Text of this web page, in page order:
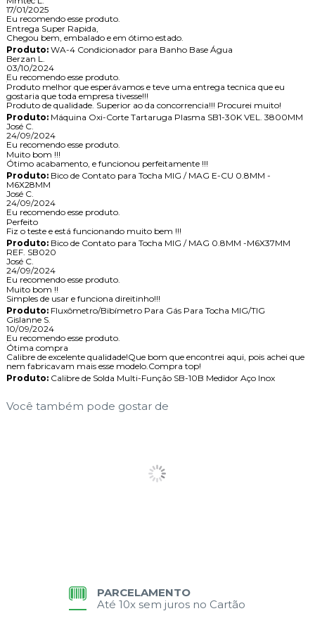
17/01/2025
Eu recomendo esse produto.
Entrega Super Rapida,
Chegou bem, embalado e em ótimo estado.
Produto:WA-4 Condicionador para Banho Base Água
Berzan L.
03/10/2024
Eu recomendo esse produto.
Produto melhor que esperávamos e teve uma entrega tecnica que eu
gostaria que toda empresa tivesse!!!
Produto de qualidade. Superior ao da concorrencia!!! Procurei muito!
Produto:Máquina Oxi-Corte Tartaruga Plasma SB1-30K VEL. 3800MM
José C.
24/09/2024
Eu recomendo esse produto.
Muito bom !!!
Ótimo acabamento, e funcionou perfeitamente !!!
Produto:Bico de Contato para Tocha MIG / MAG E-CU 0.8MM -
M6X28MM
José C.
24/09/2024
Eu recomendo esse produto.
Perfeito
Fiz o teste e está funcionando muito bem !!!
Produto:Bico de Contato para Tocha MIG / MAG 0.8MM -M6X37MM
REF. SB020
José C.
24/09/2024
Eu recomendo esse produto.
Muito bom !!
Simples de usar e funciona direitinho!!!
Produto:Fluxômetro/Bibímetro Para Gás Para Tocha MIG/TIG
Gislanne S.
10/09/2024
Eu recomendo esse produto.
Ótima compra
Calibre de excelente qualidade!Que bom que encontrei aqui, pois achei que
nem fabricavam mais esse modelo.Compra top!
Produto:Calibre de Solda Multi-Função SB-10B Medidor Aço Inox
Você também pode gostar de
PARCELAMENTO
Até 10x sem juros no Cartão